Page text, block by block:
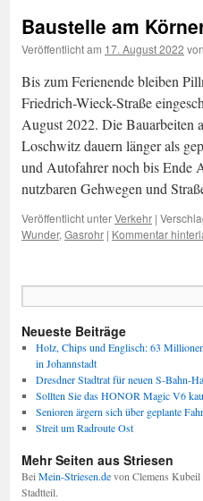
Baustelle am
Veröffentlicht am 17. August 2022 von
Bis zum Ferienende bleiben
Friedrich-Wieck-Straße
August 2022. Die Bauarbeiten
Loschwitz dauern länger als
und Autofahrer noch bis Ende
nutzbaren Gehwegen und
Veröffentlicht unterVerkehr |
Wunder, Gasrohr | Kommentar
Neueste Beiträge
Holz, Chips und Englisch: 63
in Johannstadt
Dresdner Stadtrat für neuen S-Bahn-
Sollten Sie das HONOR Magic V6
Senioren ärgern sich über geplante
Streit um Radroute Ost
Mehr Seiten aus Striesen
Bei Mein-Striesen.devon Clemens
Stadtteil.